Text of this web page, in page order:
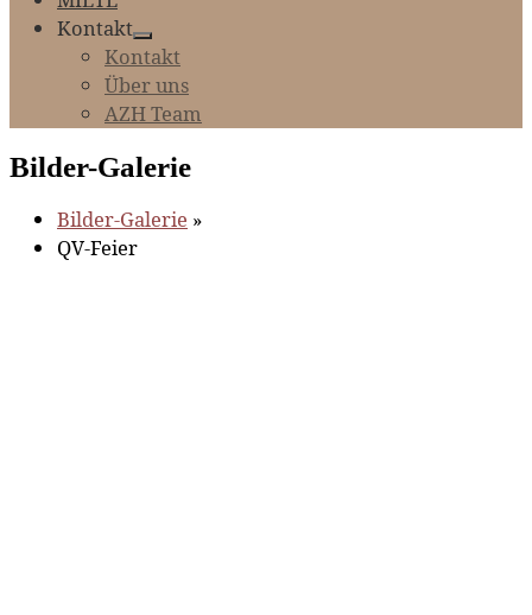
Kontakt
Kontakt
Über uns
AZH Team
Bilder-Galerie
Bilder-Galerie »
QV-Feier